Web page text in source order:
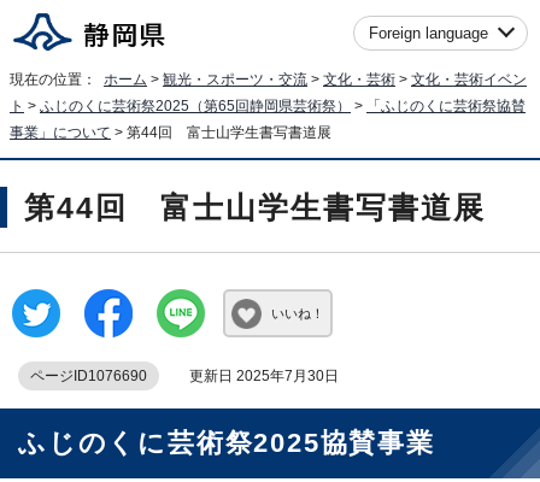
Foreign language
現在の位置： ホーム > 観光・スポーツ・交流 > 文化・芸術 > 文化・芸術イベン
ト > ふじのくに芸術祭2025（第65回静岡県芸術祭） >
「ふじのくに芸術祭協賛
事業」について > 第44回 富士山学生書写書道展
第44回 富士山学生書写書道展
いいね！
ページID1076690 更新日 2025年7月30日
ふじのくに芸術祭2025協賛事業